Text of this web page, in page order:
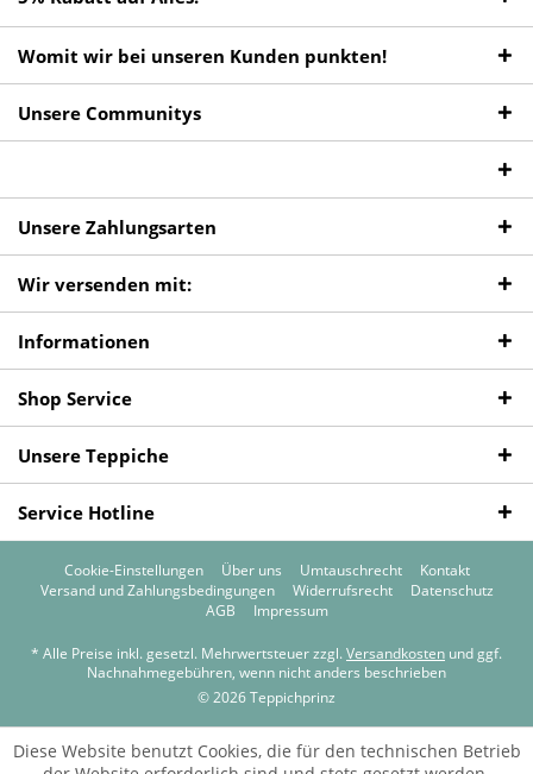
Womit wir bei unseren Kunden punkten!
Unsere Communitys
Unsere Zahlungsarten
Wir versenden mit:
Informationen
Shop Service
Unsere Teppiche
Service Hotline
Cookie-Einstellungen Über uns Umtauschrecht
Kontakt
Versand und Zahlungsbedingungen
Widerrufsrecht
Datenschutz
AGB
Impressum
* Alle Preise inkl. gesetzl. Mehrwertsteuer zzgl. Versandkosten und ggf.
Nachnahmegebühren, wenn nicht anders beschrieben
© 2026 Teppichprinz
Diese Website benutzt Cookies, die für den technischen Betrieb